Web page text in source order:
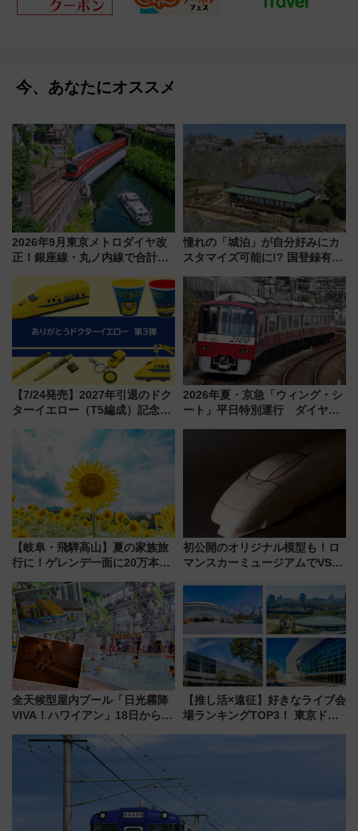
今、あなたにオススメ
2026年9月東京メトロダイヤ改
正！銀座線・丸ノ内線で合計
憧れの「城泊」が自分好みにカ
スタマイズ可能に!? 国登録有形
にオーダーメイド型の宿泊プラ
ンが誕生！
【7/24発売】2027年引退のドク
ターイエロー（T5編成）記念グ
送の目覚まし時計など通販・販
2026年夏・京急「ウィング・シ
ート」平日特別運行 ダイヤ・
【岐阜・飛騨高山】夏の家族旅
行に！ゲレンデ一面に20万本の
アひまわり園」開園
初公開のオリジナル模型も！ロ
マンスカーミュージアムでVSE
全天候型屋内プール「日光霧降
VIVA！ハワイアン」18日から営
ァミリーから大人まで幅広い世
代が一日中楽しる夏のリゾート
【推し活×遠征】好きなライブ会
場ランキングTOP3！ 東京ドー